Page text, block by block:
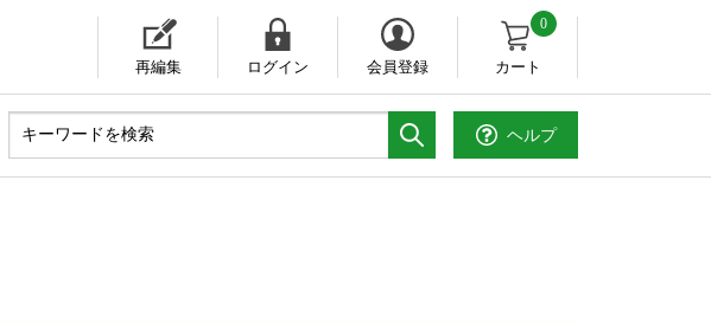
再編集 ログイン 会員登録 カート
0
ヘルプ